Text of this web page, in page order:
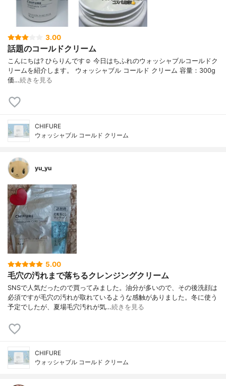
3.00
話題のコールドクリーム
こんにちは? ひらりんです☺️ 今日はちふれのウォッシャブルコールドク
リームを紹介します。 ウォッシャブル コールド クリーム 容量：300g
価…続きを見る
CHIFURE
ウォッシャブル コールド クリーム
yu_yu
5.00
毛穴の汚れまで落ちるクレンジングクリーム
SNSで人気だったので買ってみました。油分が多いので、その後洗顔は
必須ですが毛穴の汚れが取れているような感触がありました。冬に使う
予定でしたが、夏場毛穴汚れが気…続きを見る
CHIFURE
ウォッシャブル コールド クリーム